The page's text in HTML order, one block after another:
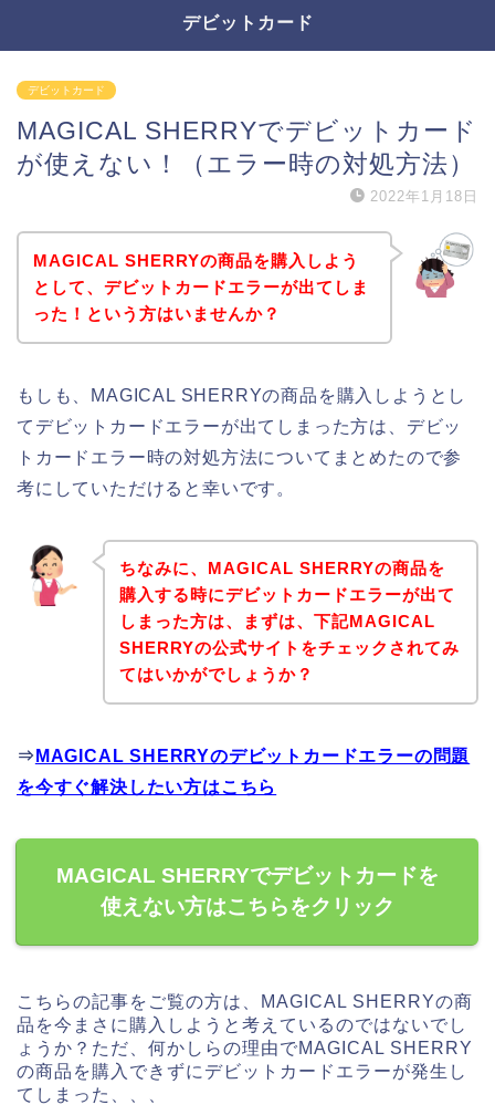
デビットカード
デビットカード
MAGICAL SHERRYでデビットカード
が使えない！（エラー時の対処方法）
2022年1月18日
MAGICAL SHERRYの商品を購入しよう
として、デビットカードエラーが出てしま
った！という方はいませんか？
もしも、MAGICAL SHERRYの商品を購入しようとし
てデビットカードエラーが出てしまった方は、デビッ
トカードエラー時の対処方法についてまとめたので参
考にしていただけると幸いです。
ちなみに、MAGICAL SHERRYの商品を
購入する時にデビットカードエラーが出て
しまった方は、まずは、下記MAGICAL
SHERRYの公式サイトをチェックされてみ
てはいかがでしょうか？
⇒ MAGICAL SHERRYのデビットカードエラーの問題
を今すぐ解決したい方はこちら
MAGICAL SHERRYでデビットカードを
使えない方はこちらをクリック
こちらの記事をご覧の方は、MAGICAL SHERRYの商
品を今まさに購入しようと考えているのではないでし
ょうか？ただ、何かしらの理由でMAGICAL SHERRY
の商品を購入できずにデビットカードエラーが発生し
てしまった、、、